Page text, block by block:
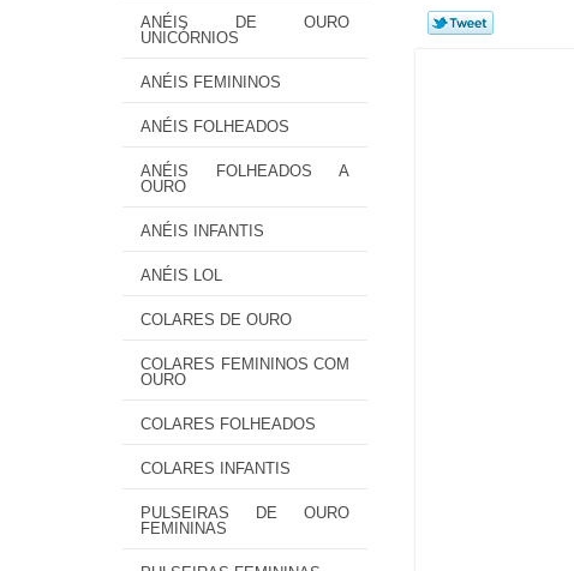
ANÉIS DE OURO
UNICÓRNIOS
ANÉIS FEMININOS
ANÉIS FOLHEADOS
ANÉIS FOLHEADOS A
OURO
ANÉIS INFANTIS
ANÉIS LOL
COLARES DE OURO
COLARES FEMININOS COM
OURO
COLARES FOLHEADOS
COLARES INFANTIS
PULSEIRAS DE OURO
FEMININAS